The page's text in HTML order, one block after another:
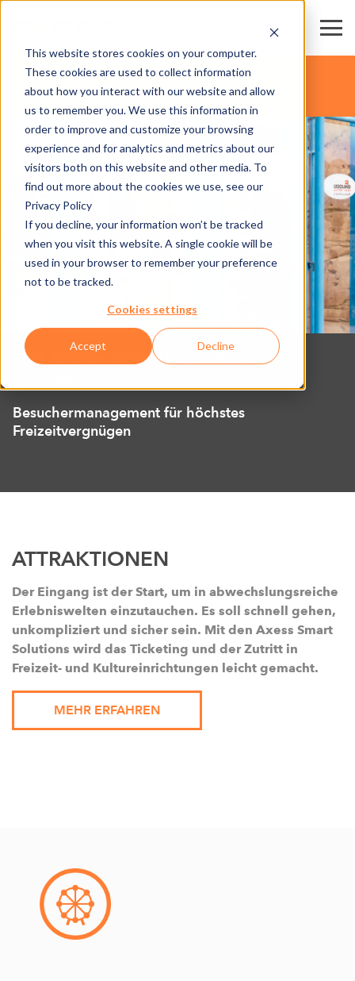
This website stores cookies on your computer.
These cookies are used to collect information
about how you interact with our website and allow
us to remember you. We use this information in
order to improve and customize your browsing
experience and for analytics and metrics about our
visitors both on this website and other media. To
find out more about the cookies we use, see our
Privacy Policy
If you decline, your information won’t be tracked
when you visit this website. A single cookie will be
used in your browser to remember your preference
not to be tracked.
Cookies settings
Accept Decline
ATTRAKTIONEN
Mit Axess smarte Erlebnisse
Besuchermanagement für höchstes
Freizeitvergnügen
ATTRAKTIONEN
Der Eingang ist der Start, um in abwechslungsreiche
Erlebniswelten einzutauchen. Es soll schnell gehen,
unkompliziert und sicher sein. Mit den Axess Smart
Solutions wird das Ticketing und der Zutritt in
Freizeit- und Kultureinrichtungen leicht gemacht.
MEHR ERFAHREN